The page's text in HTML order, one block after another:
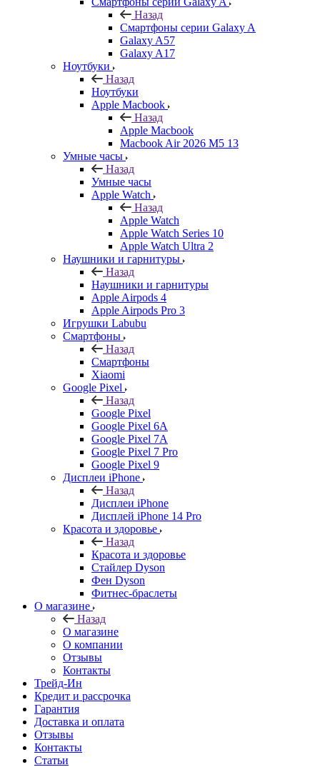
Назад
Смартфоны серии Galaxy A
Galaxy A57
Galaxy A17
Ноутбуки
Назад
Ноутбуки
Apple Macbook
Назад
Apple Macbook
Macbook Air 2026 M5 13
Умные часы
Назад
Умные часы
Apple Watch
Назад
Apple Watch
Apple Watch Series 10
Apple Watch Ultra 2
Наушники и гарнитуры
Назад
Наушники и гарнитуры
Apple Airpods 4
Apple Airpods Pro 3
Игрушки Labubu
Смартфоны
Назад
Смартфоны
Xiaomi
Google Pixel
Назад
Google Pixel
Google Pixel 6A
Google Pixel 7А
Google Pixel 7 Pro
Google Pixel 9
Дисплеи iPhone
Назад
Дисплеи iPhone
Дисплей iPhone 14 Pro
Красота и здоровье
Назад
Красота и здоровье
Стайлер Dyson
Фен Dyson
Фитнес-браслеты
О магазине
Назад
О магазине
О компании
Отзывы
Контакты
Трейд-Ин
Кредит и рассрочка
Гарантия
Доставка и оплата
Отзывы
Контакты
Статьи